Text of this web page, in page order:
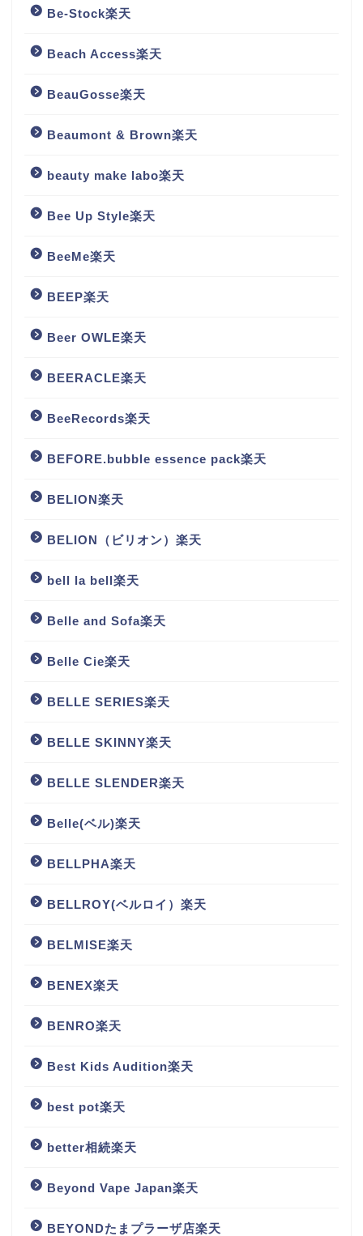
Be-Stock楽天
Beach Access楽天
BeauGosse楽天
Beaumont & Brown楽天
beauty make labo楽天
Bee Up Style楽天
BeeMe楽天
BEEP楽天
Beer OWLE楽天
BEERACLE楽天
BeeRecords楽天
BEFORE.bubble essence pack楽天
BELION楽天
BELION（ビリオン）楽天
bell la bell楽天
Belle and Sofa楽天
Belle Cie楽天
BELLE SERIES楽天
BELLE SKINNY楽天
BELLE SLENDER楽天
Belle(ベル)楽天
BELLPHA楽天
BELLROY(ベルロイ）楽天
BELMISE楽天
BENEX楽天
BENRO楽天
Best Kids Audition楽天
best pot楽天
better相続楽天
Beyond Vape Japan楽天
BEYONDたまプラーザ店楽天